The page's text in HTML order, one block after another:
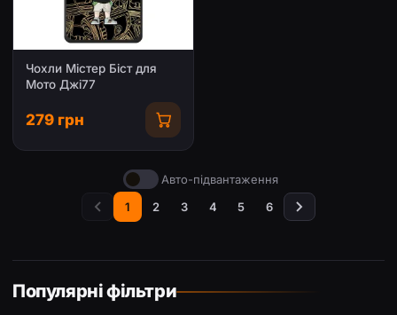
Чохли Містер Біст для
Мото Джі77
279 грн
Авто-підвантаження
1
2 3 4 5 6
Популярні фільтри